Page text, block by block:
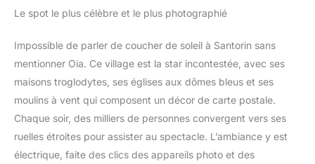
Le spot le plus célèbre et le plus photographié
Impossible de parler de coucher de soleil à Santorin sans
mentionner Oia. Ce village est la star incontestée, avec ses
maisons troglodytes, ses églises aux dômes bleus et ses
moulins à vent qui composent un décor de carte postale.
Chaque soir, des milliers de personnes convergent vers ses
ruelles étroites pour assister au spectacle. L’ambiance y est
électrique, faite des clics des appareils photo et des